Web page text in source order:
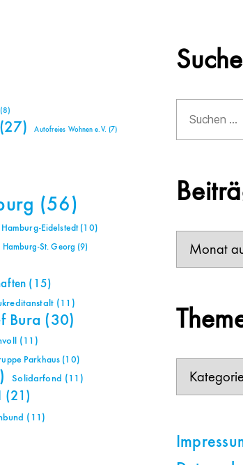
(8)
Autofreies Wohnen e.V. (7)
(56)
Hamburg-Eidelstedt(10)
Hamburg-St. Georg (9)
(15)
(11)
Bura (30)
(11)
Parkhaus (10)
Solidarfond (11)
(21)
(11)
Suche
nach: